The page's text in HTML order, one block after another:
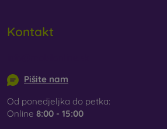
Kontakt
Pišite nam
Od ponedjeljka do petka:
Online 8:00 - 15:00